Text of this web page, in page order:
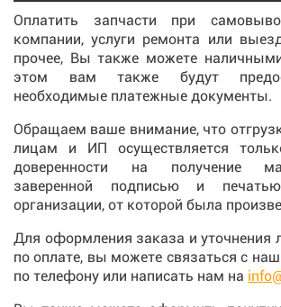
Оплатить запчасти при
компании, услуги ремонта или
прочее, Вы также можете
этом вам также будут
необходимые платежные документы.
Обращаем ваше внимание, что
лицам и ИП осуществляется
доверенности на получение
заверенной подписью и
организации, от которой была
Для оформления заказа и уточнения
по оплате, вы можете связаться с
по телефону или написать нам на